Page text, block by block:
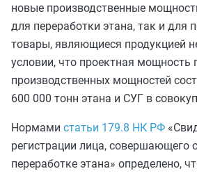
новые производственные
для переработки этана, так и для
товары, являющиеся продукцией
условии, что проектная мощность
производственных мощностей
600 000 тонн этана и СУГ в
Нормами статьи 179.8 НК РФ
регистрации лица, совершающего
переработке этана» определено,